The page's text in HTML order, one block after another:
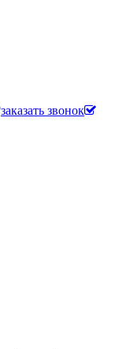
заказать звонок